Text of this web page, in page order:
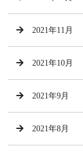
2021年11月
2021年10月
2021年9月
2021年8月